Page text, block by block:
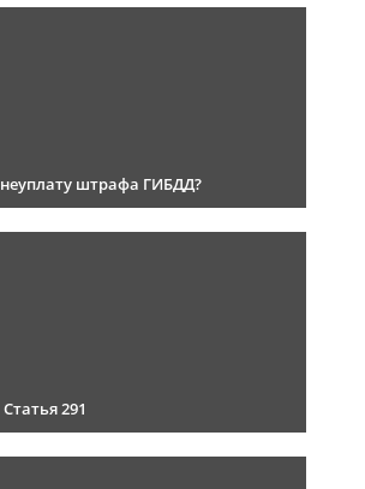
неуплату штрафа ГИБДД?
291